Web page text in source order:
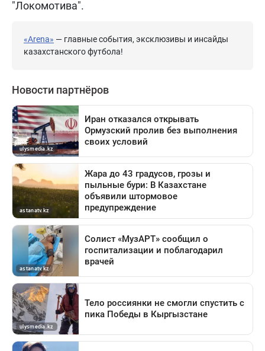
"Локомотива".
«Arena» — главные события, эксклюзивы и инсайды
казахстанского футбола!